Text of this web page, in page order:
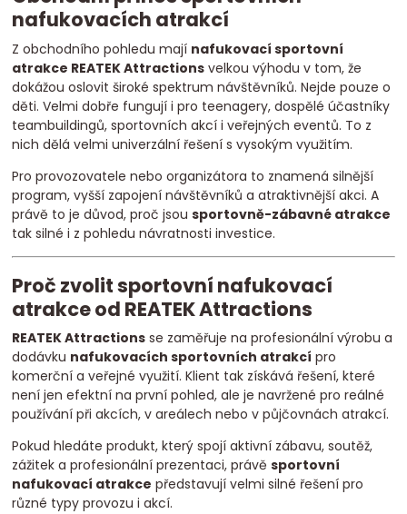
nafukovacích atrakcí
Z obchodního pohledu mají nafukovací sportovní
atrakce REATEK Attractions velkou výhodu v tom, že
dokážou oslovit široké spektrum návštěvníků. Nejde pouze o
děti. Velmi dobře fungují i pro teenagery, dospělé účastníky
teambuildingů, sportovních akcí i veřejných eventů. To z
nich dělá velmi univerzální řešení s vysokým využitím.
Pro provozovatele nebo organizátora to znamená silnější
program, vyšší zapojení návštěvníků a atraktivnější akci. A
právě to je důvod, proč jsousportovně-zábavné atrakce
tak silné i z pohledu návratnosti investice.
Proč zvolit sportovní nafukovací
atrakce od REATEK Attractions
REATEK Attractions se zaměřuje na profesionální výrobu a
dodávku nafukovacích sportovních atrakcí pro
komerční a veřejné využití. Klient tak získává řešení, které
není jen efektní na první pohled, ale je navržené pro reálné
používání při akcích, v areálech nebo v půjčovnách atrakcí.
Pokud hledáte produkt, který spojí aktivní zábavu, soutěž,
zážitek a profesionální prezentaci, právěsportovní
nafukovací atrakce představují velmi silné řešení pro
různé typy provozu i akcí.